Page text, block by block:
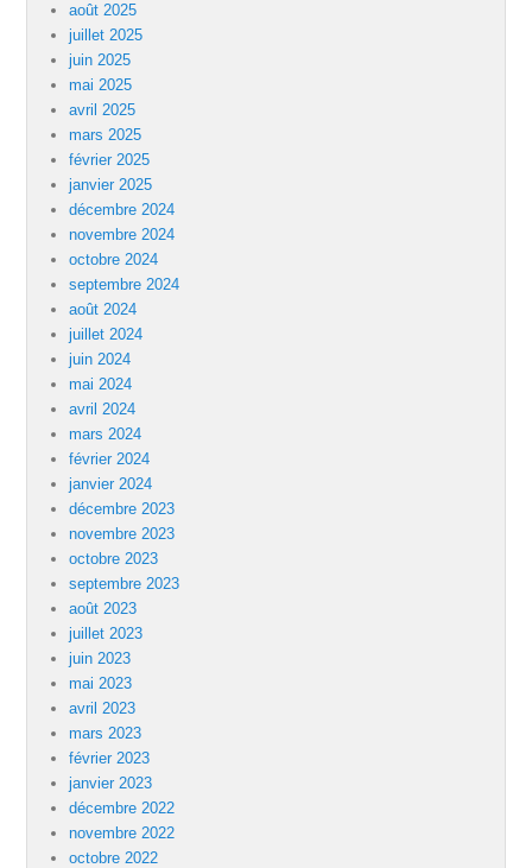
août 2025
juillet 2025
juin 2025
mai 2025
avril 2025
mars 2025
février 2025
janvier 2025
décembre 2024
novembre 2024
octobre 2024
septembre 2024
août 2024
juillet 2024
juin 2024
mai 2024
avril 2024
mars 2024
février 2024
janvier 2024
décembre 2023
novembre 2023
octobre 2023
septembre 2023
août 2023
juillet 2023
juin 2023
mai 2023
avril 2023
mars 2023
février 2023
janvier 2023
décembre 2022
novembre 2022
octobre 2022